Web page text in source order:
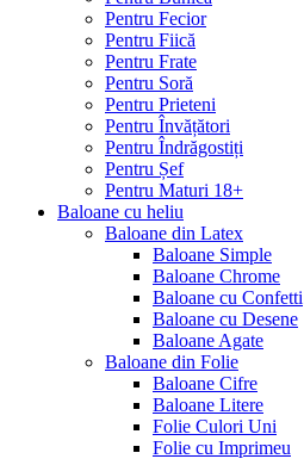
Pentru Fecior
Pentru Fiică
Pentru Frate
Pentru Soră
Pentru Prieteni
Pentru Învățători
Pentru Îndrăgostiți
Pentru Șef
Pentru Maturi 18+
Baloane cu heliu
Baloane din Latex
Baloane Simple
Baloane Chrome
Baloane cu Confetti
Baloane cu Desene
Baloane Agate
Baloane din Folie
Baloane Cifre
Baloane Litere
Folie Culori Uni
Folie cu Imprimeu